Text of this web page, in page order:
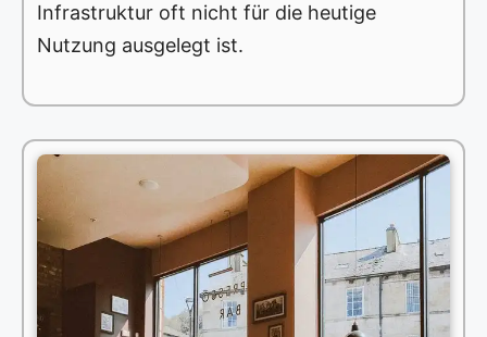
Infrastruktur oft nicht für die heutige
Nutzung ausgelegt ist.